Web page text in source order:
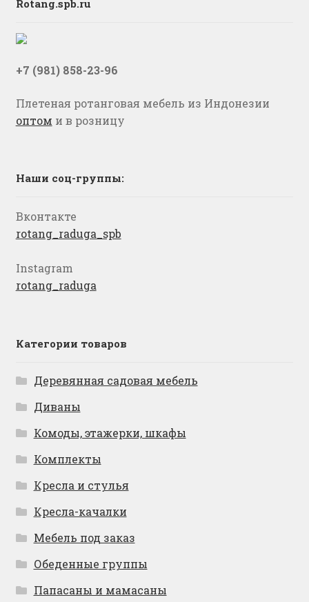
Rotang.spb.ru
+7 (981) 858-23-96
Плетеная ротанговая мебель из Индонезии
оптом и в розницу
Наши соц-группы:
Вконтакте
rotang_raduga_spb
Instagram
rotang_raduga
Категории товаров
Деревянная садовая мебель
Диваны
Комоды, этажерки, шкафы
Комплекты
Кресла и стулья
Кресла-качалки
Мебель под заказ
Обеденные группы
Папасаны и мамасаны